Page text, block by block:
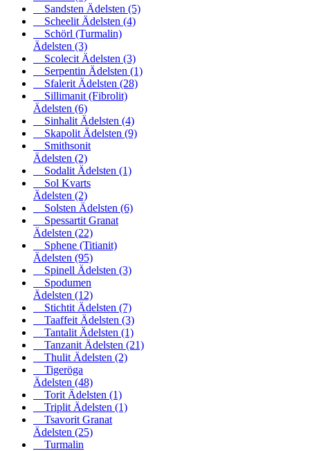
Sandsten Ädelsten (5)
Scheelit Ädelsten (4)
Schörl (Turmalin)
Ädelsten (3)
Scolecit Ädelsten (3)
Serpentin Ädelsten (1)
Sfalerit Ädelsten (28)
Sillimanit (Fibrolit)
Ädelsten (6)
Sinhalit Ädelsten (4)
Skapolit Ädelsten (9)
Smithsonit
Ädelsten (2)
Sodalit Ädelsten (1)
Sol Kvarts
Ädelsten (2)
Solsten Ädelsten (6)
Spessartit Granat
Ädelsten (22)
Sphene (Titianit)
Ädelsten (95)
Spinell Ädelsten (3)
Spodumen
Ädelsten (12)
Stichtit Ädelsten (7)
Taaffeit Ädelsten (3)
Tantalit Ädelsten (1)
Tanzanit Ädelsten (21)
Thulit Ädelsten (2)
Tigeröga
Ädelsten (48)
Torit Ädelsten (1)
Triplit Ädelsten (1)
Tsavorit Granat
Ädelsten (25)
Turmalin